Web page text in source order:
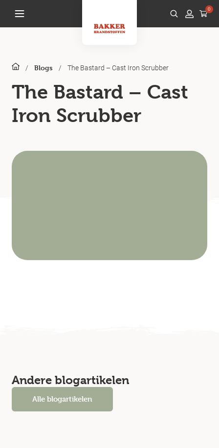
0
/ Blogs / The Bastard – Cast Iron Scrubber
The Bastard – Cast
Iron Scrubber
Andere blogartikelen
Alle blogartikelen